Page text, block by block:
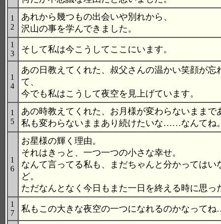
1
2
あれから幾つもの出会いや別れから、
沢山の事を学んできました。
1
3
そして私は今こうしてここにいます。
1
4
あの日教えてくれた、叔父さんの温かい笑顔が忘
て、
今でも私はこうして夜空を見上げています。
1
5
あの時教えてくれた、お月様が変わらないままで
私も変わらないままあり続けたいな……なんてね
1
6
お星様の輝く理由。
それはきっと、一つ一つの小さな幸せ。
なんて言ってる私も、まだちゃんと分かってはい
ど。
ただなんとなく今日もまた一日を終える時に思っ
1
7
私もこの大きな夜空の一つになれるのかなって